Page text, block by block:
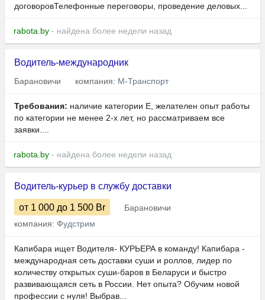
договоровТелефонные переговоры, проведение деловых...
rabota.by - найдена более недели назад
Водитель-международник
Барановичи компания: М-Транспорт
Требования: наличие категории Е, желателен опыт работы
по категории не менее 2-х лет, но рассматриваем все
заявки....
rabota.by - найдена более недели назад
Водитель-курьер в службу доставки
от 1 000 до 1 500 Br
Барановичи
компания: Фудстрим
Капибара ищет Водителя- КУРЬЕРА в команду! Капибара -
международная сеть доставки суши и роллов, лидер по
количеству открытых суши-баров в Беларуси и быстро
развивающаяся сеть в России. Нет опыта? Обучим новой
профессии с нуля! Выбрав...